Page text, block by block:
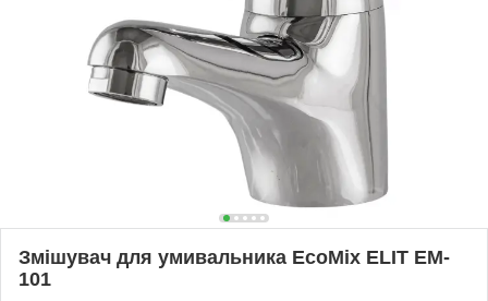
Змішувач для умивальника EcoMix ELIT EM-
101